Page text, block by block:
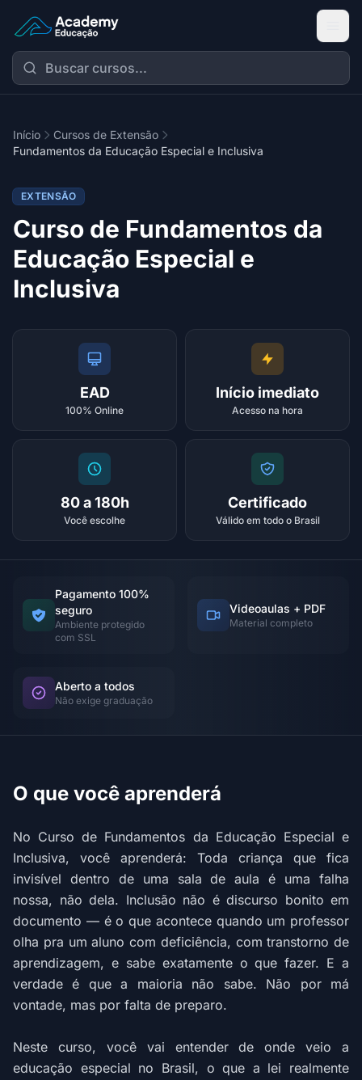
Academy Extensão
Início
Cursos de Extensão
Fundamentos da Educação Especial e Inclusiva
EXTENSÃO
Curso de Fundamentos da
Educação Especial e
Inclusiva
EAD
100% Online
Início imediato
Acesso na hora
80 a 180h
Você escolhe
Certificado
Válido em todo o Brasil
Pagamento 100%
seguro
Ambiente protegido
com SSL
Videoaulas + PDF
Material completo
Aberto a todos
Não exige graduação
O que você aprenderá
No Curso de Fundamentos da Educação Especial e
Inclusiva, você aprenderá: Toda criança que fica
invisível dentro de uma sala de aula é uma falha
nossa, não dela. Inclusão não é discurso bonito em
documento — é o que acontece quando um professor
olha pra um aluno com deficiência, com transtorno de
aprendizagem, e sabe exatamente o que fazer. E a
verdade é que a maioria não sabe. Não por má
vontade, mas por falta de preparo.
Neste curso, você vai entender de onde veio a
educação especial no Brasil, o que a lei realmente